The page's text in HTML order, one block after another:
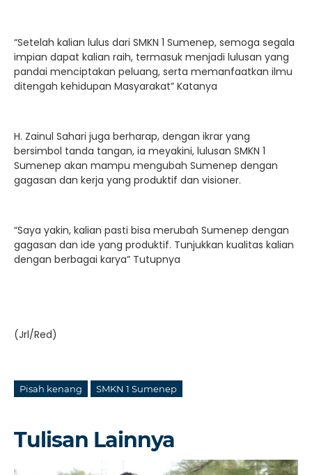
“Setelah kalian lulus dari SMKN 1 Sumenep, semoga segala
impian dapat kalian raih, termasuk menjadi lulusan yang
pandai menciptakan peluang, serta memanfaatkan ilmu
ditengah kehidupan Masyarakat” Katanya
H. Zainul Sahari juga berharap, dengan ikrar yang
bersimbol tanda tangan, ia meyakini, lulusan SMKN 1
Sumenep akan mampu mengubah Sumenep dengan
gagasan dan kerja yang produktif dan visioner.
“Saya yakin, kalian pasti bisa merubah Sumenep dengan
gagasan dan ide yang produktif. Tunjukkan kualitas kalian
dengan berbagai karya” Tutupnya
(Jrl/Red)
Pisah kenang SMKN 1 Sumenep
Tulisan Lainnya